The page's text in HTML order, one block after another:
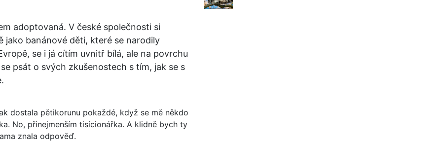
adoptovaná. V české společnosti si
jako banánové děti, které se narodily
se i já cítím uvnitř bílá, ale na povrchu
psát o svých zkušenostech s tím, jak se s
dostala pětikorunu pokaždé, když se mě někdo
No, přinejmenším tisícionářka. A klidně bych ty
znala odpověď.